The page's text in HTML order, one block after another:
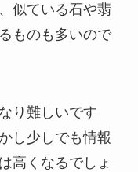
似ている石や翡
ものも多いので
り難しいです
し少しでも情報
高くなるでしょ